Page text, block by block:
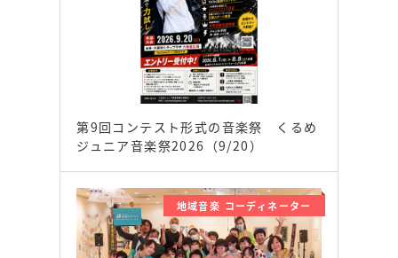
第9回コンテスト形式の音楽祭 くるめ
ジュニア音楽祭2026（9/20）
地域音楽 コーディネーター